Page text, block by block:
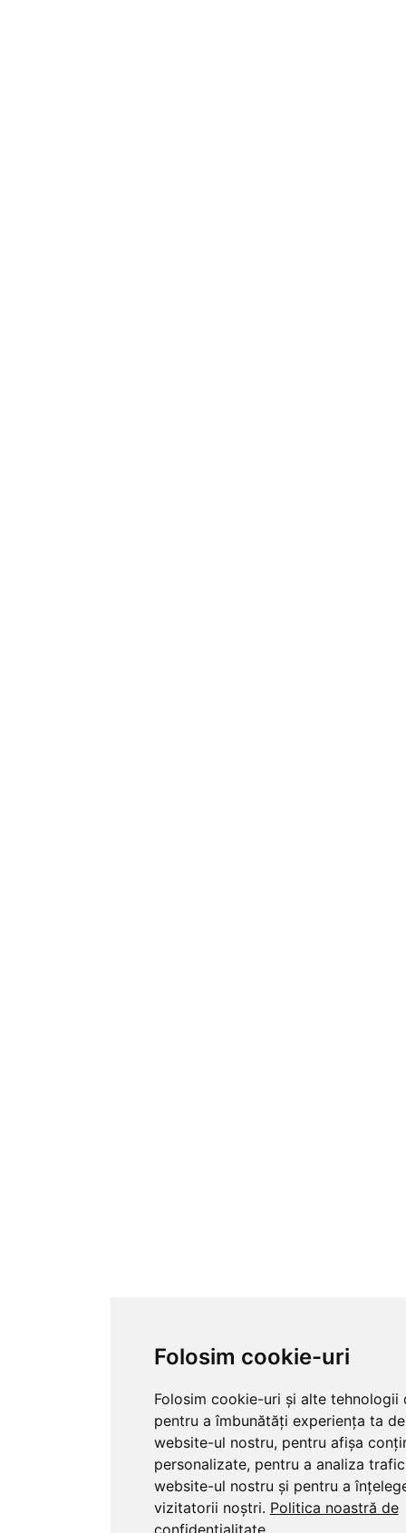
Folosim cookie-uri
Folosim cookie-uri și alte tehnologii
pentru a îmbunătăți experiența ta
website-ul nostru, pentru afișa
personalizate, pentru a analiza
website-ul nostru și pentru a
vizitatorii noștri. Politica noastră de
confidențialitate